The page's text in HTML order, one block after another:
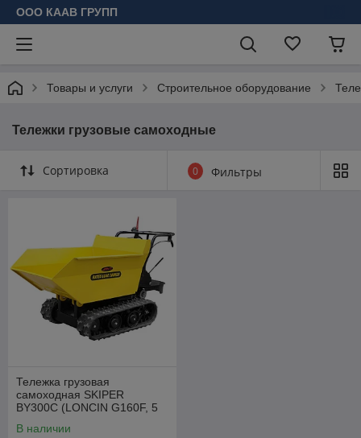
ООО КААВ ГРУПП
Товары и услуги Строительное оборудование
Тележки грузовые самоходные
Сортировка 0 Фильтры
Тележка грузовая
самоходная SKIPER
BY300C (LONCIN G160F, 5
В наличии